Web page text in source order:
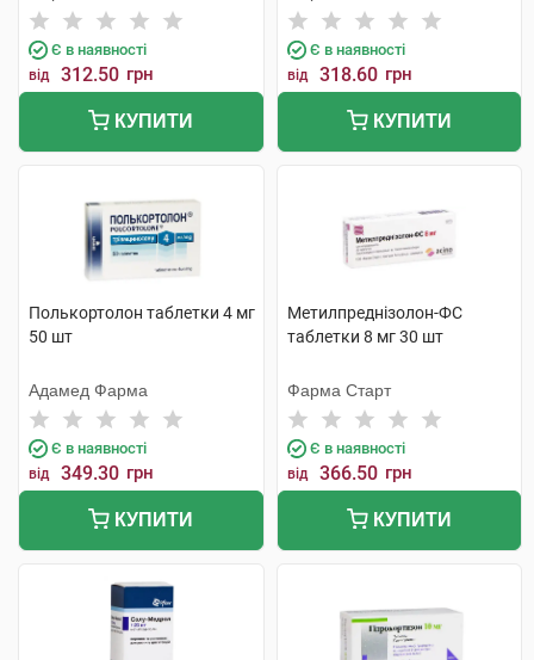
Є в наявності
від 312.50 грн
КУПИТИ
Є в наявності
від 318.60 грн
КУПИТИ
Полькортолон таблетки 4 мг
50 шт
Адамед Фарма
Є в наявності
від 349.30 грн
КУПИТИ
Метилпреднізолон-ФС
таблетки 8 мг 30 шт
Фарма Старт
Є в наявності
від 366.50 грн
КУПИТИ